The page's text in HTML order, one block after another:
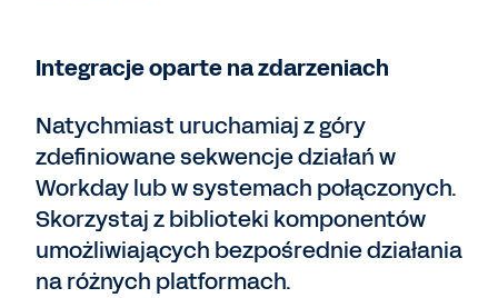
Integracje oparte na zdarzeniach
Natychmiast uruchamiaj z góry
zdefiniowane sekwencje działań w
Workday lub w systemach połączonych.
Skorzystaj z biblioteki komponentów
umożliwiających bezpośrednie działania
na różnych platformach.